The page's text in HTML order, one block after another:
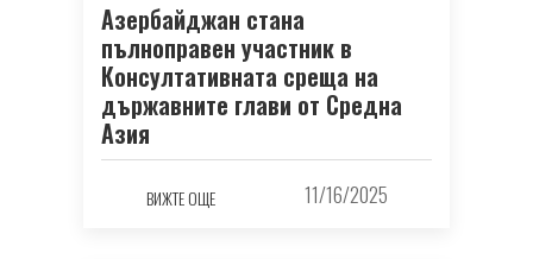
Азербайджан стана
пълноправен участник в
Консултативната среща на
държавните глави от Средна
Азия
ВИЖТЕ ОЩЕ 11/16/2025